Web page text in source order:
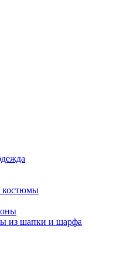
из шапки и шарфа